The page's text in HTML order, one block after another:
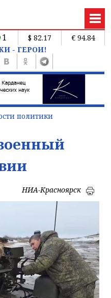
1 $ 82.17
€ 94.84
- ГЕРОИ!
политики
НИА-Красноярск